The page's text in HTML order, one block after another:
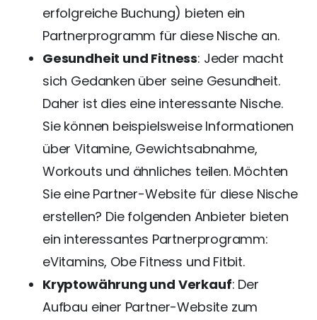
erfolgreiche Buchung) bieten ein
Partnerprogramm für diese Nische an.
Gesundheit und Fitness: Jeder macht
sich Gedanken über seine Gesundheit.
Daher ist dies eine interessante Nische.
Sie können beispielsweise Informationen
über Vitamine, Gewichtsabnahme,
Workouts und ähnliches teilen. Möchten
Sie eine Partner-Website für diese Nische
erstellen? Die folgenden Anbieter bieten
ein interessantes Partnerprogramm:
eVitamins, Obe Fitness und Fitbit.
Kryptowährung und Verkauf: Der
Aufbau einer Partner-Website zum